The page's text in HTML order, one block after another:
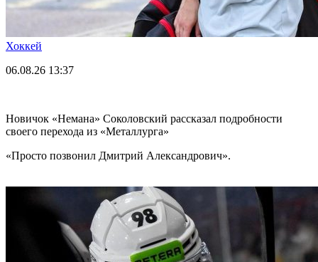
Хоккей
06.08.26 13:37
Новичок «Немана» Соколовский рассказал подробности
своего перехода из «Металлурга»
«Просто позвонил Дмитрий Александрович».